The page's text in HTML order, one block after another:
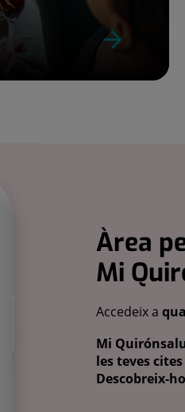
Àrea
Mi
Accedeix a
Mi
les teves cites
Descobreix-